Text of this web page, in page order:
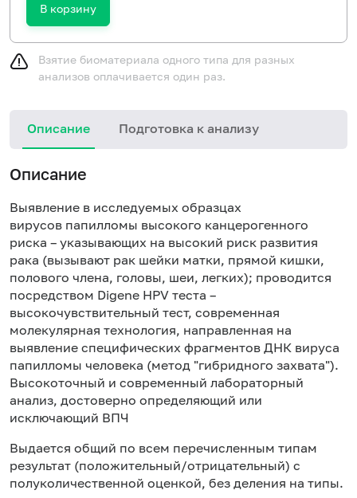
В корзину
Взятие биоматериала одного типа для разных
анализов оплачивается один раз.
Описание Подготовка к анализу
Описание
Выявление в исследуемых образцах
вирусов папилломы высокого канцерогенного
риска – указывающих на высокий риск развития
рака (вызывают рак шейки матки, прямой кишки,
полового члена, головы, шеи, легких); проводится
посредством Digene HPV теста –
высокочувствительный тест, современная
молекулярная технология, направленная на
выявление специфических фрагментов ДНК вируса
папилломы человека (метод "гибридного захвата").
Высокоточный и современный лабораторный
анализ, достоверно определяющий или
исключающий ВПЧ
Выдается общий по всем перечисленным типам
результат (положительный/отрицательный) с
полуколичественной оценкой, без деления на типы.